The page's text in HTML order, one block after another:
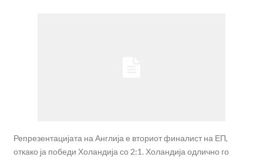
Репрезентацијата на Англија е вториот финалист на ЕП,
откако ја победи Холандија со 2:1. Холандија одлично го